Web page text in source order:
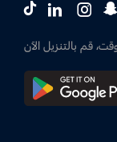
قم بالتنزيل الآن